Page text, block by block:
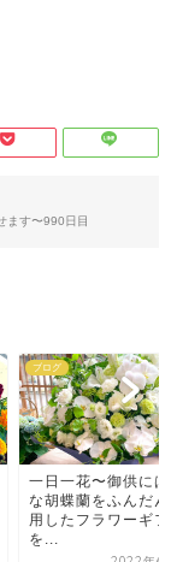
ます〜990日目
ブログ
一日一花〜御供には
な胡蝶蘭をふんだん
用したフラワーギフ
を...